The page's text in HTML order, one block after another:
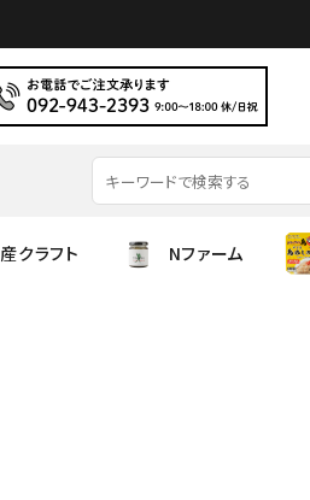
クラフト Nファーム